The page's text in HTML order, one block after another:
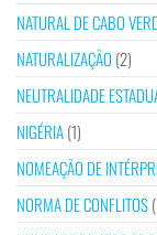
NATURAL DE CABO
NATURALIZAÇÃO (2)
NEUTRALIDADE
NIGÉRIA(1)
NOMEAÇÃO DE
NORMA DE CONFLITOS